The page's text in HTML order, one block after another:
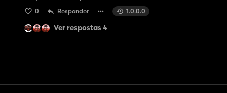
0 Responder 1.0.0.0
Ver respostas 4